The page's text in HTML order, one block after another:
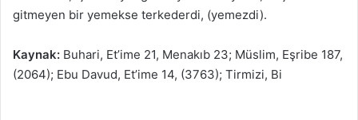
gitmeyen bir yemekse terkederdi, (yemezdi).
Kaynak: Buhari, Et’ime 21, Menakıb 23; Müslim, Eşribe 187,
(2064); Ebu Davud, Et’ime 14, (3763); Tirmizi, Bi